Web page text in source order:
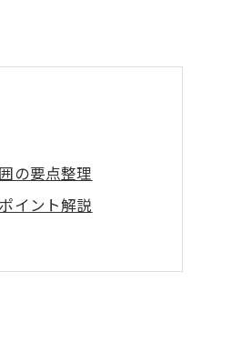
の要点整理
イント解説
基本を学ぶ
実務で活用